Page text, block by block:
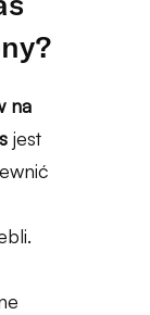
na
jest